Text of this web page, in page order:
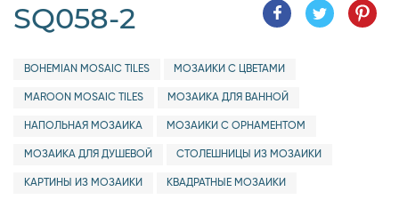
SQ058-2
BOHEMIAN MOSAIC TILES МОЗАИКИ С ЦВЕТАМИ
MAROON MOSAIC TILES МОЗАИКА ДЛЯ ВАННОЙ
НАПОЛЬНАЯ МОЗАИКА МОЗАИКИ С ОРНАМЕНТОМ
МОЗАИКА ДЛЯ ДУШЕВОЙ СТОЛЕШНИЦЫ ИЗ МОЗАИКИ
КАРТИНЫ ИЗ МОЗАИКИ КВАДРАТНЫЕ МОЗАИКИ